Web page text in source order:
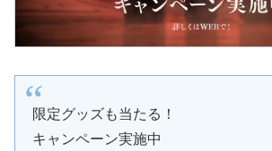
限定グッズも当たる！
キャンペーン実施中